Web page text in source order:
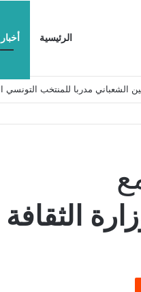
الرئيسية أخبار
تستدعي السفيرة الفرنسية بتونس
الثقافة